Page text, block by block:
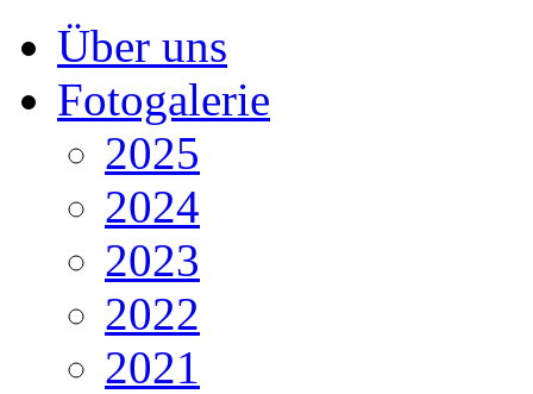
Über uns
Fotogalerie
2025
2024
2023
2022
2021